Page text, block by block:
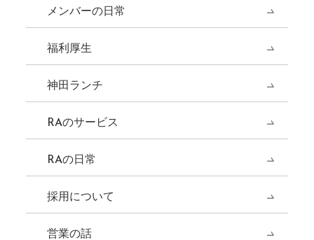
メンバーの日常
福利厚生
神田ランチ
RAのサービス
RAの日常
採用について
営業の話